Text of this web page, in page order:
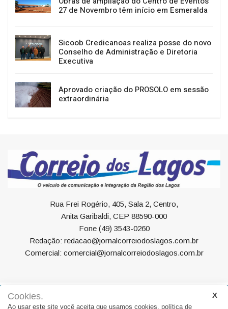
27 de Novembro têm início em Esmeralda
Sicoob Credicanoas realiza posse do novo
Conselho de Administração e Diretoria
Executiva
Aprovado criação do PROSOLO em sessão
extraordinária
Rua Frei Rogério, 405, Sala 2, Centro,
Anita Garibaldi, CEP 88590-000
Fone (49) 3543-0260
Redação: redacao@jornalcorreiodoslagos.com.br
Comercial: comercial@jornalcorreiodoslagos.com.br
Geral Política Economia Saúde Variedades
Cookies.
Ao usar este site você aceita que usamos cookies. política de